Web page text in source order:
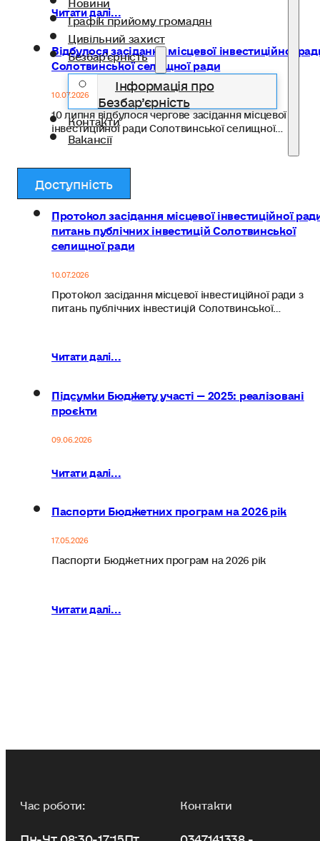
Графік прийому громадян
Цивільний захист
Безбар’єрність
Інформація про
Безбар’єрність
Контакти
Вакансії
Доступність
Читати далі...
Відбулося засідання місцевої інвестиційної
Солотвинської селищної ради
10.07.2026
10 липня відбулося чергове засідання місцевої
інвестиційної ради Солотвинської селищної…
Читати далі...
Протокол засідання місцевої інвестиційної
питань публічних інвестицій Солотвинської
селищної ради
10.07.2026
Протокол засідання місцевої інвестиційної ради з
питань публічних інвестицій Солотвинської…
Читати далі...
Підсумки Бюджету участі — 2025: реалізовані
проєкти
09.06.2026
Читати далі...
Паспорти Бюджетних програм на 2026 рік
17.05.2026
Паспорти Бюджетних програм на 2026 рік
Читати далі...
Час роботи:
Пн-Чт 08:30-17:15Пт
Контакти
0347141338 -